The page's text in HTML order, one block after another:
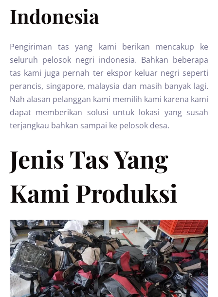
Indonesia
Pengiriman tas yang kami berikan mencakup ke
seluruh pelosok negri indonesia. Bahkan beberapa
tas kami juga pernah ter ekspor keluar negri seperti
perancis, singapore, malaysia dan masih banyak lagi.
Nah alasan pelanggan kami memilih kami karena kami
dapat memberikan solusi untuk lokasi yang susah
terjangkau bahkan sampai ke pelosok desa.
Jenis Tas Yang
Kami Produksi